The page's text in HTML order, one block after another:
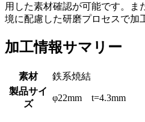
用した素材確認が可能です。ま
境に配慮した研磨プロセスで加
加工情報サマリー
素材
鉄系焼結
製品サイ
ズ
φ22mm t=4.3mm